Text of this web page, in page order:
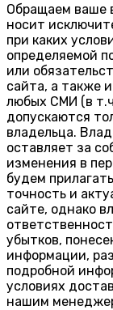
Обращаем ваше
носит
при каких
определяемой
или
сайта, а также
любых СМИ (в
допускаются
владельца.
оставляет за
изменения в
будем
точность и
сайте, однако
убытков,
информации,
подробной
условиях
нашим